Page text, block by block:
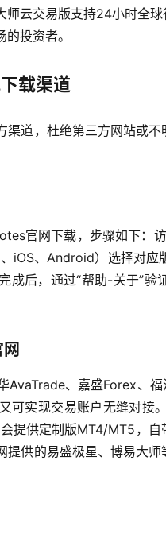
云交易版支持24小时全
投资者。
载渠道
道，杜绝第三方网站或
官网下载，步骤如下：
iOS、Android）选择对应
成后，通过“帮助-关于”
AvaTrade、嘉盛Forex、
可实现交易账户无缝对接
提供定制版MT4/MT5，
提供的易盛极星、博易大